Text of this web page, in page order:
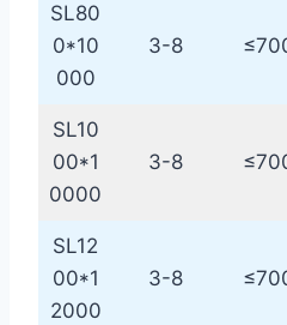
SL80
0*10
000
3-8
SL10
00*1
0000
3-8
SL12
00*1
2000
3-8